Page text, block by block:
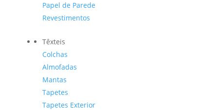
Papel de Parede
Revestimentos
Têxteis
Colchas
Almofadas
Mantas
Tapetes
Tapetes Exterior